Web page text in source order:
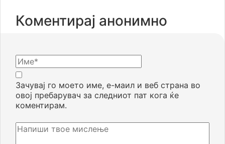
Коментирај анонимно
Зачувај го моето име, е-маил и веб страна во
овој пребарувач за следниот пат кога ќе
коментирам.